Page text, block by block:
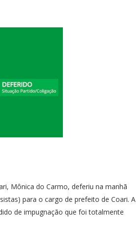
Mônica do Carmo, deferiu na manhã
para o cargo de prefeito de Coari. A
de impugnação que foi totalmente